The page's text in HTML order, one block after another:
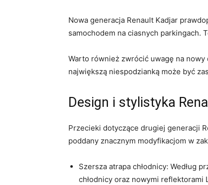
Nowa generacja ​Renault Kadjar
samochodem na ciasnych parkingach.
Warto również​ zwrócić‌ uwagę na
największą niespodzianką‍ może być
Design ‍i ⁤stylistyka
Przecieki dotyczące ⁣drugiej generacji‍
‍poddany znacznym​ modyfikacjom w
Szersza atrapa chłodnicy: Według
chłodnicy oraz⁣ nowymi reflektorami